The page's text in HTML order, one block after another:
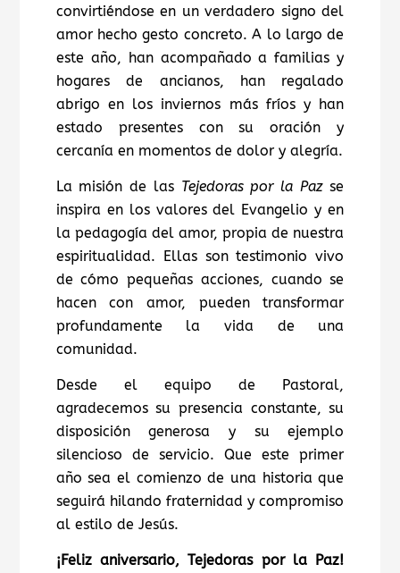
convirtiéndose en un verdadero signo del
amor hecho gesto concreto. A lo largo de
este año, han acompañado a familias y
hogares de ancianos, han regalado
abrigo en los inviernos más fríos y han
estado presentes con su oración y
cercanía en momentos de dolor y alegría.
La misión de las Tejedoras por la Pazse
inspira en los valores del Evangelio y en
la pedagogía del amor, propia de nuestra
espiritualidad. Ellas son testimonio vivo
de cómo pequeñas acciones, cuando se
hacen con amor, pueden transformar
profundamente la vida de una
comunidad.
Desde el equipo de Pastoral,
agradecemos su presencia constante, su
disposición generosa y su ejemplo
silencioso de servicio. Que este primer
año sea el comienzo de una historia que
seguirá hilando fraternidad y compromiso
al estilo de Jesús.
¡Feliz aniversario, Tejedoras por la Paz!